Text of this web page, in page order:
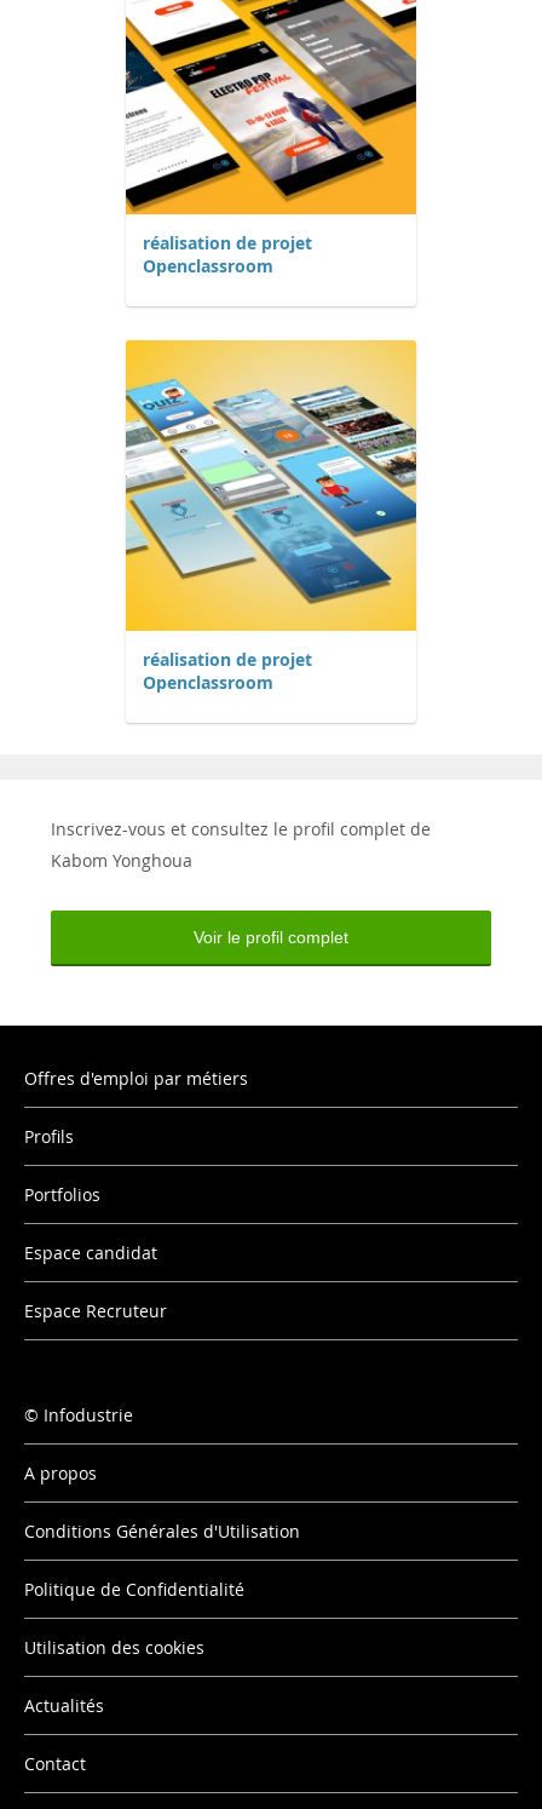
réalisation de projet
Openclassroom
réalisation de projet
Openclassroom
Inscrivez-vous et consultez le profil complet de
Kabom Yonghoua
Voir le profil complet
Offres d'emploi par métiers
Profils
Portfolios
Espace candidat
Espace Recruteur
Infodustrie
A propos
Conditions Générales d'Utilisation
Politique de Confidentialité
Utilisation des cookies
Actualités
Contact